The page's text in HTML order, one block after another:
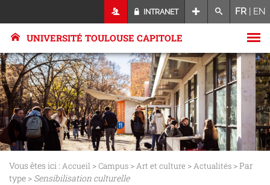
INTRANET FR | EN
UNIVERSITÉ TOULOUSE CAPITOLE
Vous êtes ici : Accueil >Campus >Art et culture >Actualités > Par
type > Sensibilisation culturelle